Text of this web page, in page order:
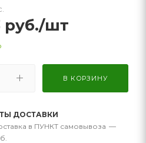
руб./шт
В КОРЗИНУ
ДОСТАВКИ
в ПУНКТ самовывоза —